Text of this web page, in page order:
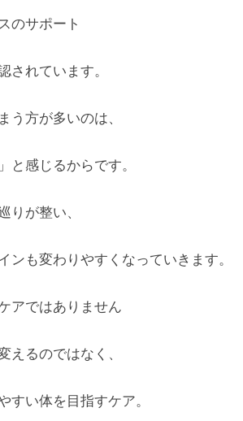
のサポート
されています。
う方が多いのは、
と感じるからです。
りが整い、
ンも変わりやすくなっていきます。
アではありません
えるのではなく、
すい体を目指すケア。